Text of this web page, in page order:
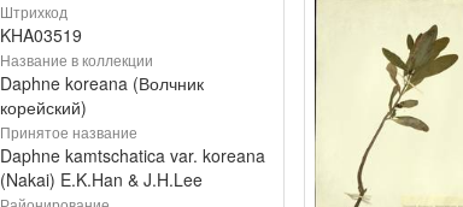
Штрихкод
KHA03519
Название в коллекции
Daphne koreana (Волчник
корейский)
Принятое название
Daphne kamtschatica var. koreana
(Nakai) E.K.Han & J.H.Lee